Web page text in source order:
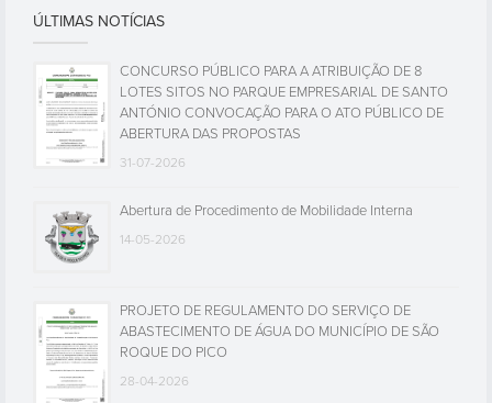
ÚLTIMAS NOTÍCIAS
CONCURSO PÚBLICO PARA A ATRIBUIÇÃO DE 8
LOTES SITOS NO PARQUE EMPRESARIAL DE SANTO
ANTÓNIO CONVOCAÇÃO PARA O ATO PÚBLICO DE
ABERTURA DAS PROPOSTAS
31-07-2026
Abertura de Procedimento de Mobilidade Interna
14-05-2026
PROJETO DE REGULAMENTO DO SERVIÇO DE
ABASTECIMENTO DE ÁGUA DO MUNICÍPIO DE SÃO
ROQUE DO PICO
28-04-2026